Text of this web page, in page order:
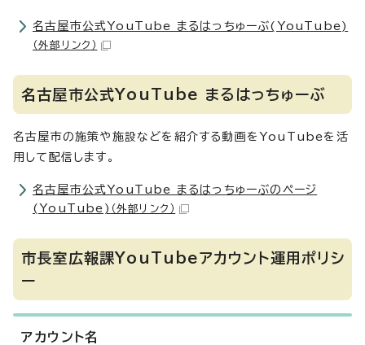
名古屋市公式YouTube まるはっちゅーぶ(YouTube)
（外部リンク）
名古屋市公式YouTube まるはっちゅーぶ
名古屋市の施策や施設などを紹介する動画をYouTubeを活
用して配信します。
名古屋市公式YouTube まるはっちゅーぶのページ
(YouTube) （外部リンク）
市長室広報課YouTubeアカウント運用ポリシ
ー
アカウント名